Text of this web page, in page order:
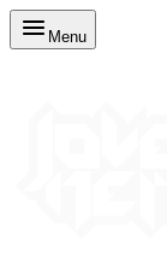
Menu